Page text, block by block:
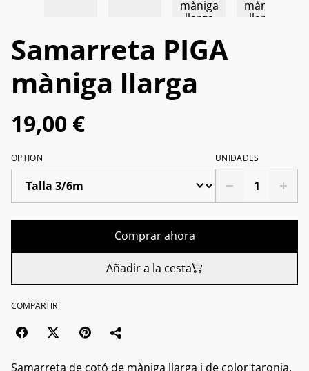
Samarreta PIGA
màniga llarga
19,00 €
OPTION UNIDADES
Comprar ahora
Añadir a la cesta
COMPARTIR
Samarreta de cotó de màniga llarga i de color taronja.